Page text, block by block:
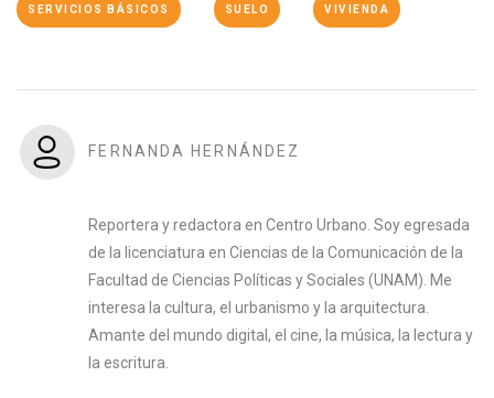
SERVICIOS BÁSICOS SUELO VIVIENDA
FERNANDA HERNÁNDEZ
Reportera y redactora en Centro Urbano. Soy egresada
de la licenciatura en Ciencias de la Comunicación de la
Facultad de Ciencias Políticas y Sociales (UNAM). Me
interesa la cultura, el urbanismo y la arquitectura.
Amante del mundo digital, el cine, la música, la lectura y
la escritura.